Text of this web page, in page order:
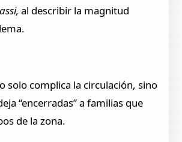
al describir la magnitud
solo complica la circulación, sino
“encerradas” a familias que
de la zona.